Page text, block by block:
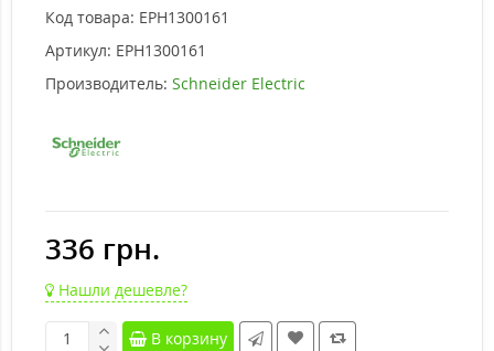
Код товара: EPH1300161
Артикул: EPH1300161
Производитель: Schneider Electric
336 грн.
Нашли дешевле?
В корзину